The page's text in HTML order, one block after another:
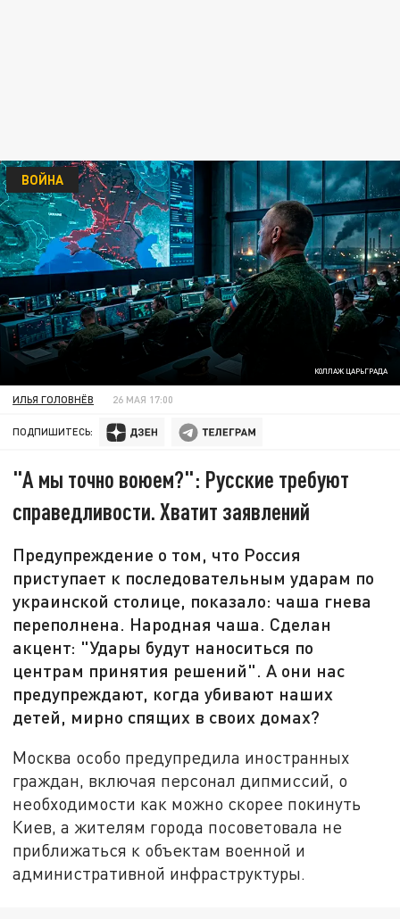
КОЛЛАЖ ЦАРЬГРАДА
ВОЙНА
ИЛЬЯ ГОЛОВНЁВ 26 МАЯ 17:00
ПОДПИШИТЕСЬ:
"А мы точно воюем?": Русские требуют
справедливости. Хватит заявлений
Предупреждение о том, что Россия
приступает к последовательным ударам по
украинской столице, показало: чаша гнева
переполнена. Народная чаша. Сделан
акцент: "Удары будут наноситься по
центрам принятия решений". А они нас
предупреждают, когда убивают наших
детей, мирно спящих в своих домах?
Москва особо предупредила иностранных
граждан, включая персонал дипмиссий, о
необходимости как можно скорее покинуть
Киев, а жителям города посоветовала не
приближаться к объектам военной и
административной инфраструктуры.